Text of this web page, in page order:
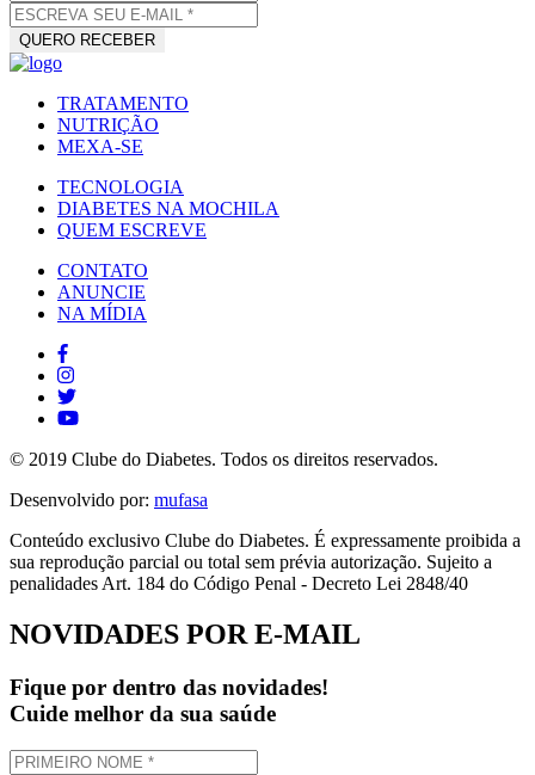
TRATAMENTO
NUTRIÇÃO
MEXA-SE
TECNOLOGIA
DIABETES NA MOCHILA
QUEM ESCREVE
CONTATO
ANUNCIE
NA MÍDIA
© 2019 Clube do Diabetes. Todos os direitos reservados.
Desenvolvido por: mufasa
Conteúdo exclusivo Clube do Diabetes. É expressamente proibida a
sua reprodução parcial ou total sem prévia autorização. Sujeito a
penalidades Art. 184 do Código Penal - Decreto Lei 2848/40
NOVIDADES POR E-MAIL
Fique por dentro das novidades!
Cuide melhor da sua saúde